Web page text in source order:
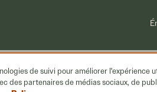
de suivi pour améliorer l'expérience
des partenaires de médias sociaux, de